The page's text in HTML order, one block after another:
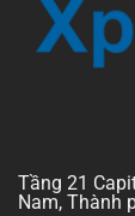
Tầng 21
Nam, Thành